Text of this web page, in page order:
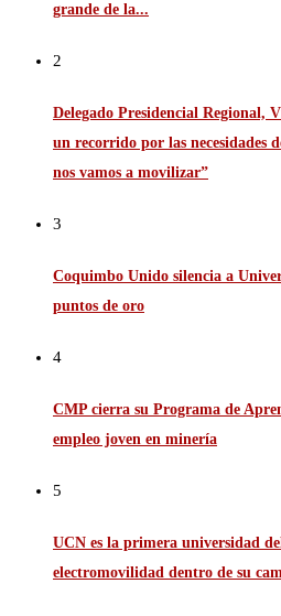
grande de la...
2
Delegado Presidencial Regional,
un recorrido por las necesidades
nos vamos a movilizar”
3
Coquimbo Unido silencia a
puntos de oro
4
CMP cierra su Programa de
empleo joven en minería
5
UCN es la primera universidad
electromovilidad dentro de su